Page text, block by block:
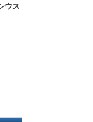
ウス